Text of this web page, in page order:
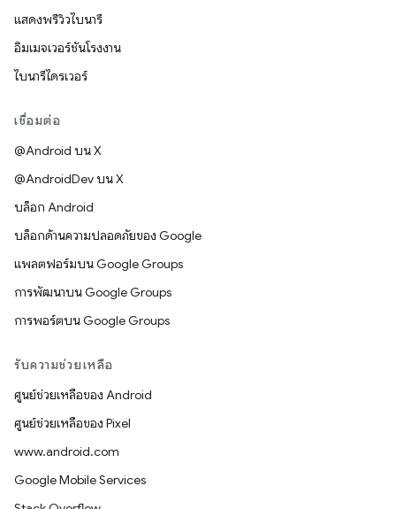
แสดงพรีวิวไบนารี
อิมเมจเวอร์ชันโรงงาน
ไบนารีไดรเวอร์
เชื่อมต่อ
@Android บน X
@AndroidDev บน X
บล็อก Android
บล็อกด้านความปลอดภัยของ Google
แพลตฟอร์มบน Google Groups
การพัฒนาบน Google Groups
การพอร์ตบน Google Groups
รับความช่วยเหลือ
ศูนย์ช่วยเหลือของ Android
ศูนย์ช่วยเหลือของ Pixel
www.android.com
Google Mobile Services